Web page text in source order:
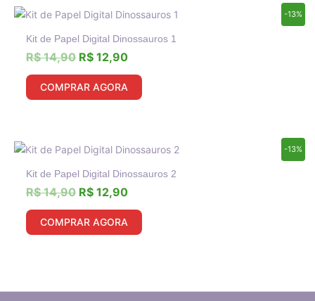
-13%
Kit de Papel Digital Dinossauros 1
R$14,90
O
original
era:
R$12,90
O
atual
é:
COMPRAR AGORA
-13%
Kit de Papel Digital Dinossauros 2
R$14,90
O
original
era:
R$12,90
O
atual
é:
COMPRAR AGORA